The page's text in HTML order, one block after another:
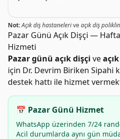
Not:Açık diş hastaneleriveaçık diş
Pazar Günü Açık Dişçi —
Hizmeti
Pazar günü açık dişçi ve
için Dr. Devrim Biriken Sipahi
destek hattı ile hizmet
📅 Pazar Günü Hizmet
WhatsApp üzerinden 7/24
Acil durumlarda aynı gün